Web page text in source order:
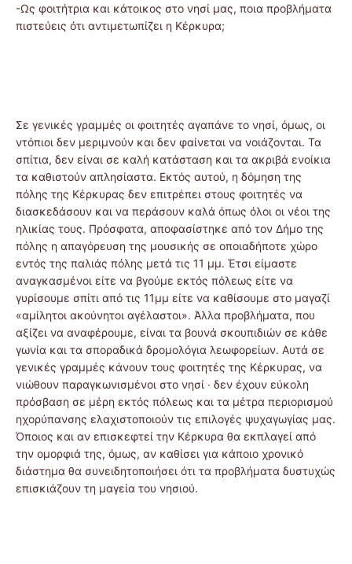
-Ως φοιτήτρια και κάτοικος στο νησί μας, ποια προβλήματα
πιστεύεις ότι αντιμετωπίζει η Κέρκυρα;
Σε γενικές γραμμές οι φοιτητές αγαπάνε το νησί, όμως, οι
ντόπιοι δεν μεριμνούν και δεν φαίνεται να νοιάζονται. Τα
σπίτια, δεν είναι σε καλή κατάσταση και τα ακριβά ενοίκια
τα καθιστούν απλησίαστα. Εκτός αυτού, η δόμηση της
πόλης της Κέρκυρας δεν επιτρέπει στους φοιτητές να
διασκεδάσουν και να περάσουν καλά όπως όλοι οι νέοι της
ηλικίας τους. Πρόσφατα, αποφασίστηκε από τον Δήμο της
πόλης η απαγόρευση της μουσικής σε οποιαδήποτε χώρο
εντός της παλιάς πόλης μετά τις 11 μμ. Έτσι είμαστε
αναγκασμένοι είτε να βγούμε εκτός πόλεως είτε να
γυρίσουμε σπίτι από τις 11μμ είτε να καθίσουμε στο μαγαζί
«αμίλητοι ακούνητοι αγέλαστοι». Άλλα προβλήματα, που
αξίζει να αναφέρουμε, είναι τα βουνά σκουπιδιών σε κάθε
γωνία και τα σποραδικά δρομολόγια λεωφορείων. Αυτά σε
γενικές γραμμές κάνουν τους φοιτητές της Κέρκυρας, να
νιώθουν παραγκωνισμένοι στο νησί ∙ δεν έχουν εύκολη
πρόσβαση σε μέρη εκτός πόλεως και τα μέτρα περιορισμού
ηχορύπανσης ελαχιστοποιούν τις επιλογές ψυχαγωγίας μας.
Όποιος και αν επισκεφτεί την Κέρκυρα θα εκπλαγεί από
την ομορφιά της, όμως, αν καθίσει για κάποιο χρονικό
διάστημα θα συνειδητοποιήσει ότι τα προβλήματα δυστυχώς
επισκιάζουν τη μαγεία του νησιού.